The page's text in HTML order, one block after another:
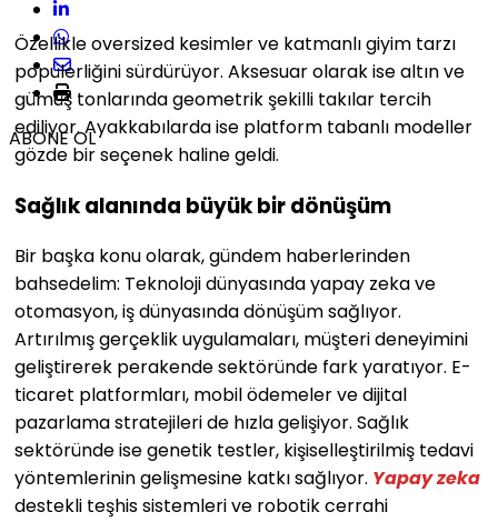
ABONE OL
Özellikle oversized kesimler ve katmanlı giyim tarzı
popülerliğini sürdürüyor. Aksesuar olarak ise altın ve
gümüş tonlarında geometrik şekilli takılar tercih
ediliyor. Ayakkabılarda ise platform tabanlı modeller
gözde bir seçenek haline geldi.
Sağlık alanında büyük bir dönüşüm
Bir başka konu olarak, gündem haberlerinden
bahsedelim: Teknoloji dünyasında yapay zeka ve
otomasyon, iş dünyasında dönüşüm sağlıyor.
Artırılmış gerçeklik uygulamaları, müşteri deneyimini
geliştirerek perakende sektöründe fark yaratıyor. E-
ticaret platformları, mobil ödemeler ve dijital
pazarlama stratejileri de hızla gelişiyor. Sağlık
sektöründe ise genetik testler, kişiselleştirilmiş tedavi
yöntemlerinin gelişmesine katkı sağlıyor. Yapay zeka
destekli teşhis sistemleri ve robotik cerrahi